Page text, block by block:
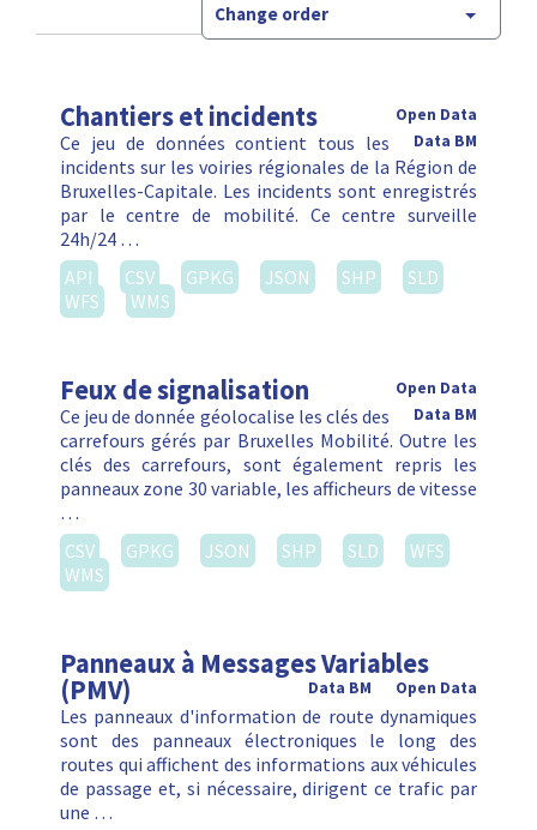
Change order
Chantiers et incidents
Open Data
Data BM
Ce jeu de données contient tous les
incidents sur les voiries régionales de la Région de
Bruxelles-Capitale. Les incidents sont enregistrés
par le centre de mobilité. Ce centre surveille
24h/24 …
API
CSV GPKG JSON SHP
SLD
WFS
WMS
Feux de signalisation
Open Data
Data BM
Ce jeu de donnée géolocalise les clés des
carrefours gérés par Bruxelles Mobilité. Outre les
clés des carrefours, sont également repris les
panneaux zone 30 variable, les afficheurs de vitesse
…
CSV
GPKG JSON SHP SLD
WFS
WMS
Panneaux à Messages Variables
(PMV) Open Data
Data BM
Les panneaux d'information de route dynamiques
sont des panneaux électroniques le long des
routes qui affichent des informations aux véhicules
de passage et, si nécessaire, dirigent ce trafic par
une …